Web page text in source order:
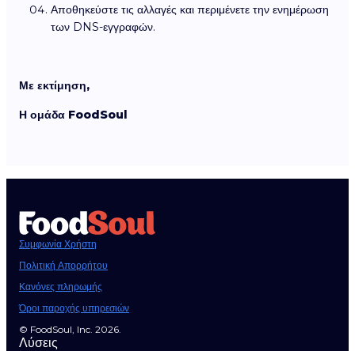
Αποθηκεύστε τις αλλαγές και περιμένετε την ενημέρωση
των DNS-εγγραφών.
Με εκτίμηση,
Η ομάδα FoodSoul
Συμφωνία Χρήστη
Πολιτική Απορρήτου
Κανόνες πληρωμής
Όροι παροχής υπηρεσιών
© FoodSoul, Inc. 2026.
Λύσεις